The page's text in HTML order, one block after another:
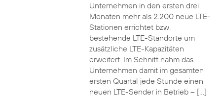
Unternehmen in den ersten drei
Monaten mehr als 2.200 neue LTE-
Stationen errichtet bzw.
bestehende LTE-Standorte um
zusätzliche LTE-Kapazitäten
erweitert. Im Schnitt nahm das
Unternehmen damit im gesamten
ersten Quartal jede Stunde einen
neuen LTE-Sender in Betrieb – […]